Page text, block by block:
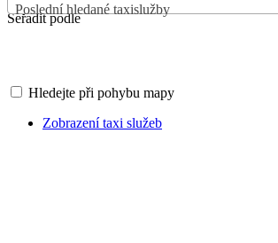
Poslední hledané taxislužby
Seřadit podle
Hledejte při pohybu mapy
Zobrazení taxi služeb